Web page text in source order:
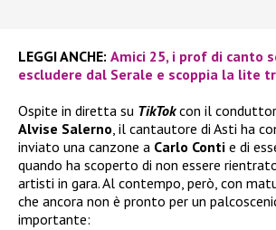
LEGGI ANCHE: Amici 25, i prof di canto
escludere dal Serale e scoppia la lite
Ospite in diretta su TikTokcon il
Alvise Salerno, il cantautore di Asti ha
inviato una canzone a Carlo Conti e di
quando ha scoperto di non essere
artisti in gara. Al contempo, però, con
che ancora non è pronto per un
importante: